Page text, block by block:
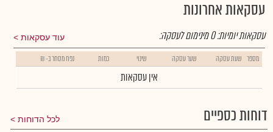
עסקאות אחרונות
עוד עסקאות עסקאות יומיות:0מינימום לעסקה:
מספר שעת עסקה שער עסקה שינוי כמות נפח מסחר ב- ₪
אין עסקאות
דוחות כספיים לכל הדוחות